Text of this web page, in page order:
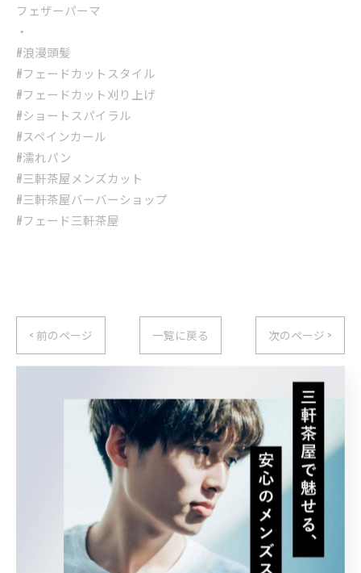
フェザーパーマ
・
#浪漫頭髪
#フェードカットスタイル
#フェードカット刈り上げ
#ショートスパイラル
#スペインカール
#濡れパン
#三軒茶屋メンズカット
#三軒茶屋バーバーショップ
#フェード三軒茶屋
< 前のページ 一覧に戻る 次のページ >
カテゴリー Categories
全てのカテゴリー
フェード
ビジネス
刈り上げ